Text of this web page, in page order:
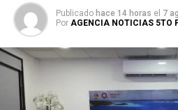
Publicado hace 14 horas el 7
Por AGENCIA NOTICIAS 5TO